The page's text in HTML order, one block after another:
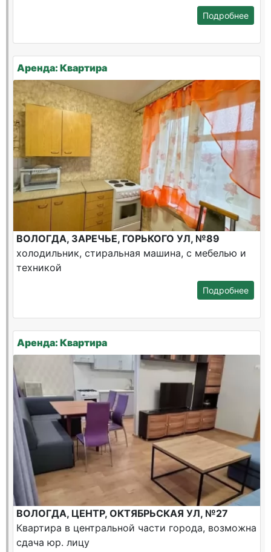
Подробнее
Аренда: Квартира
ВОЛОГДА, ЗАРЕЧЬЕ, ГОРЬКОГО УЛ, №89
холодильник, стиральная машина, с мебелью и
техникой
Подробнее
Аренда: Квартира
ВОЛОГДА, ЦЕНТР, ОКТЯБРЬСКАЯ УЛ, №27
Квартира в центральной части города, возможна
сдача юр. лицу